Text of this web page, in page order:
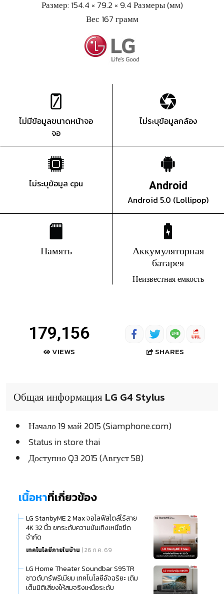
Размер: 154.4 × 79.2 × 9.4 Размеры (мм)
Вес 167 грамм
ไม่มีข้อมูลขนาดหน้าจอ
จอ
ไม่ระบุข้อมูลกล้อง
ไม่ระบุข้อมูล cpu Android
Android 5.0 (Lollipop)
Память
Аккумуляторная
батарея
Неизвестная емкость
179,156
VIEWS SHARES
Общая информация LG G4 Stylus
Начало 19 май 2015 (Siamphone.com)
Status in store thai
Доступно Q3 2015 (Август 58)
เนื้อหาที่เกี่ยวข้อง
LG StanbyME 2 Max จอไลฟ์สไตล์ไร้สาย
4K 32 นิ้ว ยกระดับความบันเทิงเหนือขีด
จำกัด
เทคโนโลยีภายในบ้าน | 26 ก.ค. 69
LG Home Theater Soundbar S95TR
ซาวด์บาร์พรีเมียม เทคโนโลยีอัจฉริยะ เติม
เต็มมิติเสียงให้สมจริงเหนือระดับ